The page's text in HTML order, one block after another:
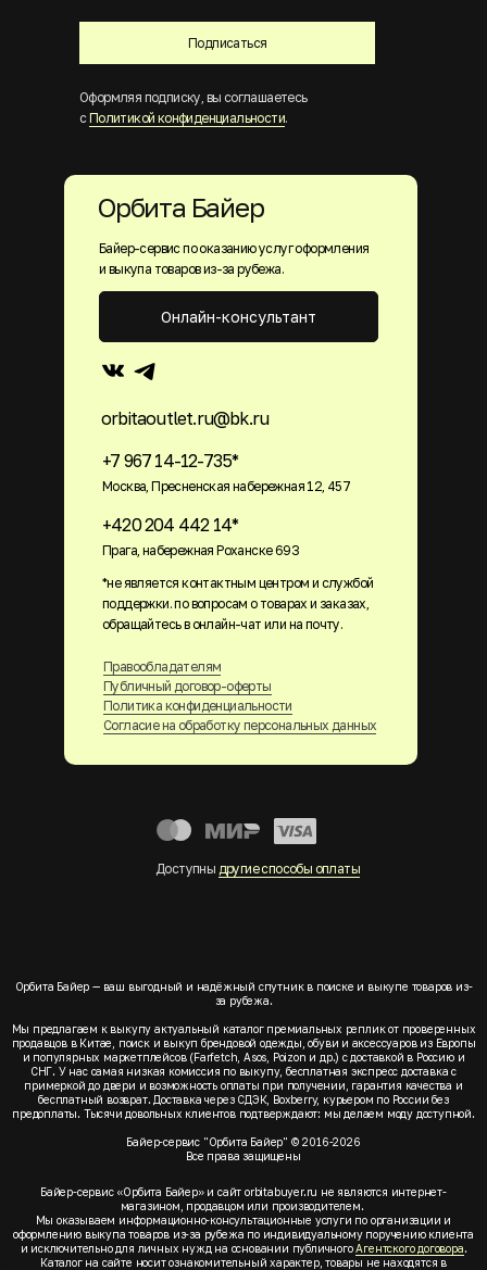
Подписаться
Оформляя подписку, вы соглашаетесь
с Политикой конфиденциальности.
Байер-сервис по оказанию услуг оформления
и выкупа товаров из-за рубежа.
+7 967 14-12-735*
Москва, Пресненская набережная 12, 457
+420 204 442 14*
Прага, набережная Роханске 693
orbitaoutlet.ru@bk.ru
Правообладателям
Публичный договор-оферты
Политика конфиденциальности
Согласие на обработку персональных данных
Онлайн-консультант
Орбита Байер
Доступны другие способы оплаты
*не является контактным центром и службой
поддержки. по вопросам о товарах и заказах,
обращайтесь в онлайн-чат или на почту.
Орбита Байер — ваш выгодный и надёжный спутник в поиске и выкупе товаров из-
за рубежа.
Мы предлагаем к выкупу актуальный каталог премиальных реплик от проверенных
продавцов в Китае, поиск и выкуп брендовой одежды, обуви и аксессуаров из Европы
и популярных маркетплейсов (Farfetch, Asos, Poizon и др.) с доставкой в Россию и
СНГ. У нас самая низкая комиссия по выкупу, бесплатная экспресс доставка с
примеркой до двери и возможность оплаты при получении, гарантия качества и
бесплатный возврат. Доставка через СДЭК, Boxberry, курьером по России без
предоплаты. Тысячи довольных клиентов подтверждают: мы делаем моду доступной.
Байер-сервис "Орбита Байер" © 2016-2026
Все права защищены
Байер-сервис «Орбита Байер» и сайт orbitabuyer.ru не являются интернет-
магазином, продавцом или производителем.
Мы оказываем информационно-консультационные услуги по организации и
оформлению выкупа товаров из-за рубежа по индивидуальному поручению клиента
и исключительно для личных нужд на основании публичногоАгентского договора.
Каталог на сайте носит ознакомительный характер, товары не находятся в